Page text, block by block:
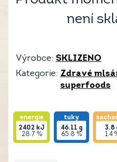
není
Výrobce: SKLIZENO
Kategorie: Zdravé
superfoods
energie
2402 kJ
28.7 %
tuky
46.11 g
65.8 %
3.8
1.4